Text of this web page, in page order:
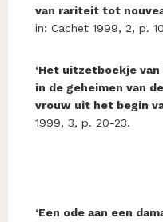
van rariteit tot
in: Cachet 1999, 2, p.
‘Het uitzetboekje
in de geheimen van
vrouw uit het begin
1999, 3, p. 20-23.
‘Een ode aan een